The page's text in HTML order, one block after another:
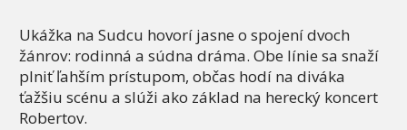
Ukážka na Sudcu hovorí jasne o spojení dvoch
žánrov: rodinná a súdna dráma. Obe línie sa snaží
plniť ľahším prístupom, občas hodí na diváka
ťažšiu scénu a slúži ako základ na herecký koncert
Robertov.